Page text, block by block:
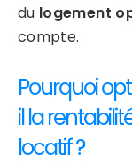
du logement
compte.
Pourquoi
il la
locatif ?